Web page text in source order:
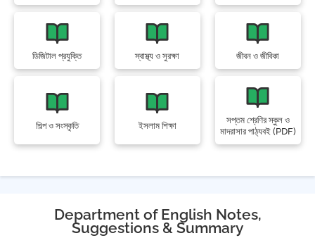
ডিজিটাল প্রযুক্তি স্বাস্থ্য ও সুরক্ষা জীবন ও জীবিকা
শিল্প ও সংস্কৃতি ইসলাম শিক্ষা
সপ্তম শ্রেণির স্কুল ও
মাদরাসার পাঠ্যবই (PDF)
Department of English Notes,
Suggestions & Summary